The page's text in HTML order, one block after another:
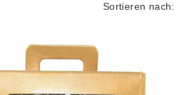
Sortieren nach: